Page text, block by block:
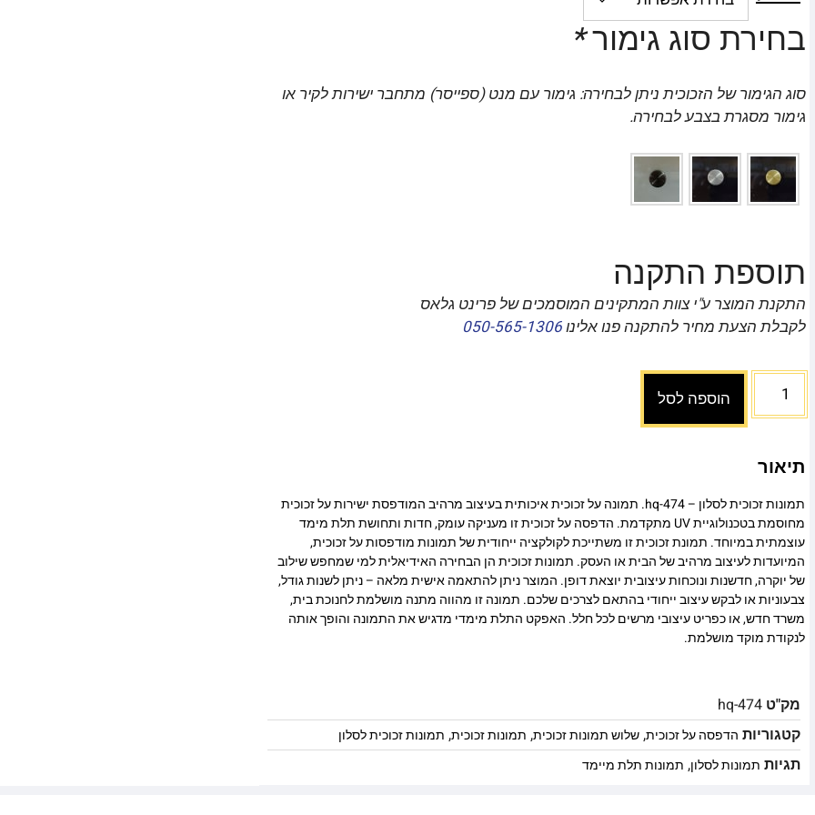
בחירת סוג גימור*
סוג הגימור של הזכוכית ניתן לבחירה: גימור עם מנט (ספייסר) מתחבר ישירות לקיר או
גימור מסגרת בצבע לבחירה.
תוספת התקנה
התקנת המוצר ע"י צוות המתקינים המוסמכים של פרינט גלאס
לקבלת הצעת מחיר להתקנה פנו אלינו050-565-1306
הוספה לסל
תיאור
תמונות זכוכית לסלון – hq-474. תמונה על זכוכית איכותית בעיצוב מרהיב המודפסת ישירות על זכוכית
מחוסמת בטכנולוגיית UV מתקדמת. הדפסה על זכוכית זו מעניקה עומק, חדות ותחושת תלת מימד
עוצמתית במיוחד. תמונת זכוכית זו משתייכת לקולקציה ייחודית של תמונות מודפסות על זכוכית,
המיועדות לעיצוב מרהיב של הבית או העסק. תמונות זכוכית הן הבחירה האידיאלית למי שמחפש שילוב
של יוקרה, חדשנות ונוכחות עיצובית יוצאת דופן. המוצר ניתן להתאמה אישית מלאה – ניתן לשנות גודל,
צבעוניות או לבקש עיצוב ייחודי בהתאם לצרכים שלכם. תמונה זו מהווה מתנה מושלמת לחנוכת בית,
משרד חדש, או כפריט עיצובי מרשים לכל חלל. האפקט התלת מימדי מדגיש את התמונה והופך אותה
לנקודת מוקד מושלמת.
מק"טhq-474
קטגוריות הדפסה על זכוכית,שלוש תמונות זכוכית, תמונות זכוכית, תמונות זכוכית לסלון
תגיות תמונות לסלון, תמונות תלת מיימד